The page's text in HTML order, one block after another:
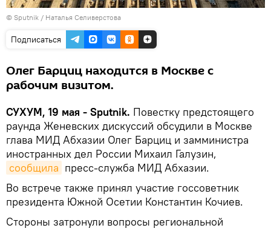
© Sputnik / Наталья Селиверстова
Подписаться
Олег Барциц находится в Москве с
рабочим визитом.
СУХУМ, 19 мая - Sputnik. Повестку предстоящего
раунда Женевских дискуссий обсудили в Москве
глава МИД Абхазии Олег Барциц и замминистра
иностранных дел России Михаил Галузин,
сообщила пресс-служба МИД Абхазии.
Во встрече также принял участие госсоветник
президента Южной Осетии Константин Кочиев.
Стороны затронули вопросы региональной